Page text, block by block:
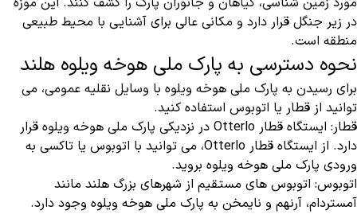
در زیر جنگل قرار دارد و مکانی عالی برای آشنایی با محیط طبیعی
منطقه است.
نحوه دسترسی به پارک ملی هوخه ویلوه هلند
برای رسیدن به پارک ملی هوخه ویلوه با وسایل نقلیه عمومی، می
‌توانید از قطار یا اتوبوس استفاده کنید.
قطار:
ایستگاه قطار Otterlo در نزدیکی پارک ملی هوخه ویلوه قرار
دارد. از ایستگاه قطار Otterlo، می ‌توانید با اتوبوس یا تاکسی به
ورودی پارک ملی هوخه ویلوه بروید.
اتوبوس: اتوبوس‌ های مستقیم از شهرهای بزرگ هلند مانند
آمستردام، آرنهم و نایمخن به پارک ملی هوخه ویلوه وجود دارد.